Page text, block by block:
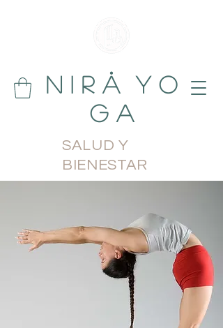
N i r å Y o
g a
SALUD Y
BIENESTAR